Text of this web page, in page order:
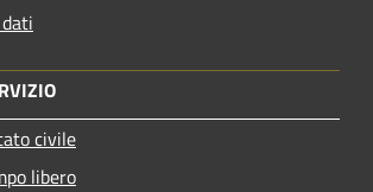
civile
libero